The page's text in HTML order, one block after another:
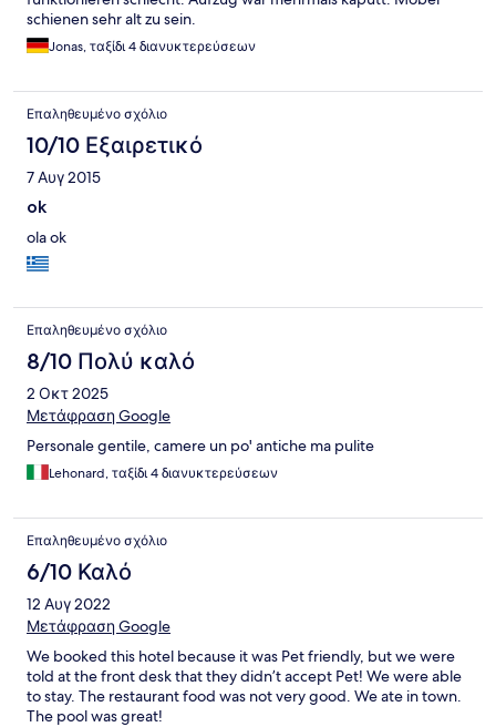
schienen sehr alt zu sein.
Jonas, ταξίδι 4 διανυκτερεύσεων
Επαληθευμένο σχόλιο
10/10 Εξαιρετικό
7 Αυγ 2015
ok
ola ok
Επαληθευμένο σχόλιο
8/10 Πολύ καλό
2 Οκτ 2025
Μετάφραση Google
Personale gentile, camere un po' antiche ma pulite
Lehonard, ταξίδι 4 διανυκτερεύσεων
Επαληθευμένο σχόλιο
6/10 Καλό
12 Αυγ 2022
Μετάφραση Google
We booked this hotel because it was Pet friendly, but we were
told at the front desk that they didn’t accept Pet! We were able
to stay. The restaurant food was not very good. We ate in town.
The pool was great!